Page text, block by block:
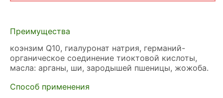
Преимущества
коэнзим Q10, гиалуронат натрия, германий-
органическое соединение тиоктовой кислоты,
масла: арганы, ши, зародышей пшеницы, жожоба.
Способ применения